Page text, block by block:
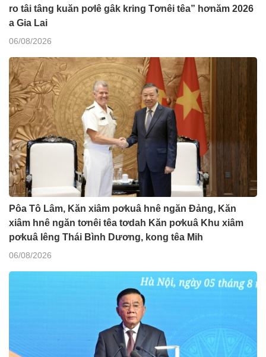
ro tâi tâng kuăn pơlê gâk kring Tơnêi têa” hơnăm 2026
a Gia Lai
06/08/2026
Pôa Tô Lâm, Kăn xiâm pơkuâ hnê ngăn Đảng, Kăn
xiâm hnê ngăn tơnêi têa tơdah Kăn pơkuâ Khu xiâm
pơkuâ lêng Thái Bình Dương, kong têa Mih
06/08/2026